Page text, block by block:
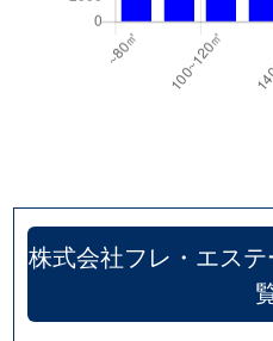
株式会社フレ・エス